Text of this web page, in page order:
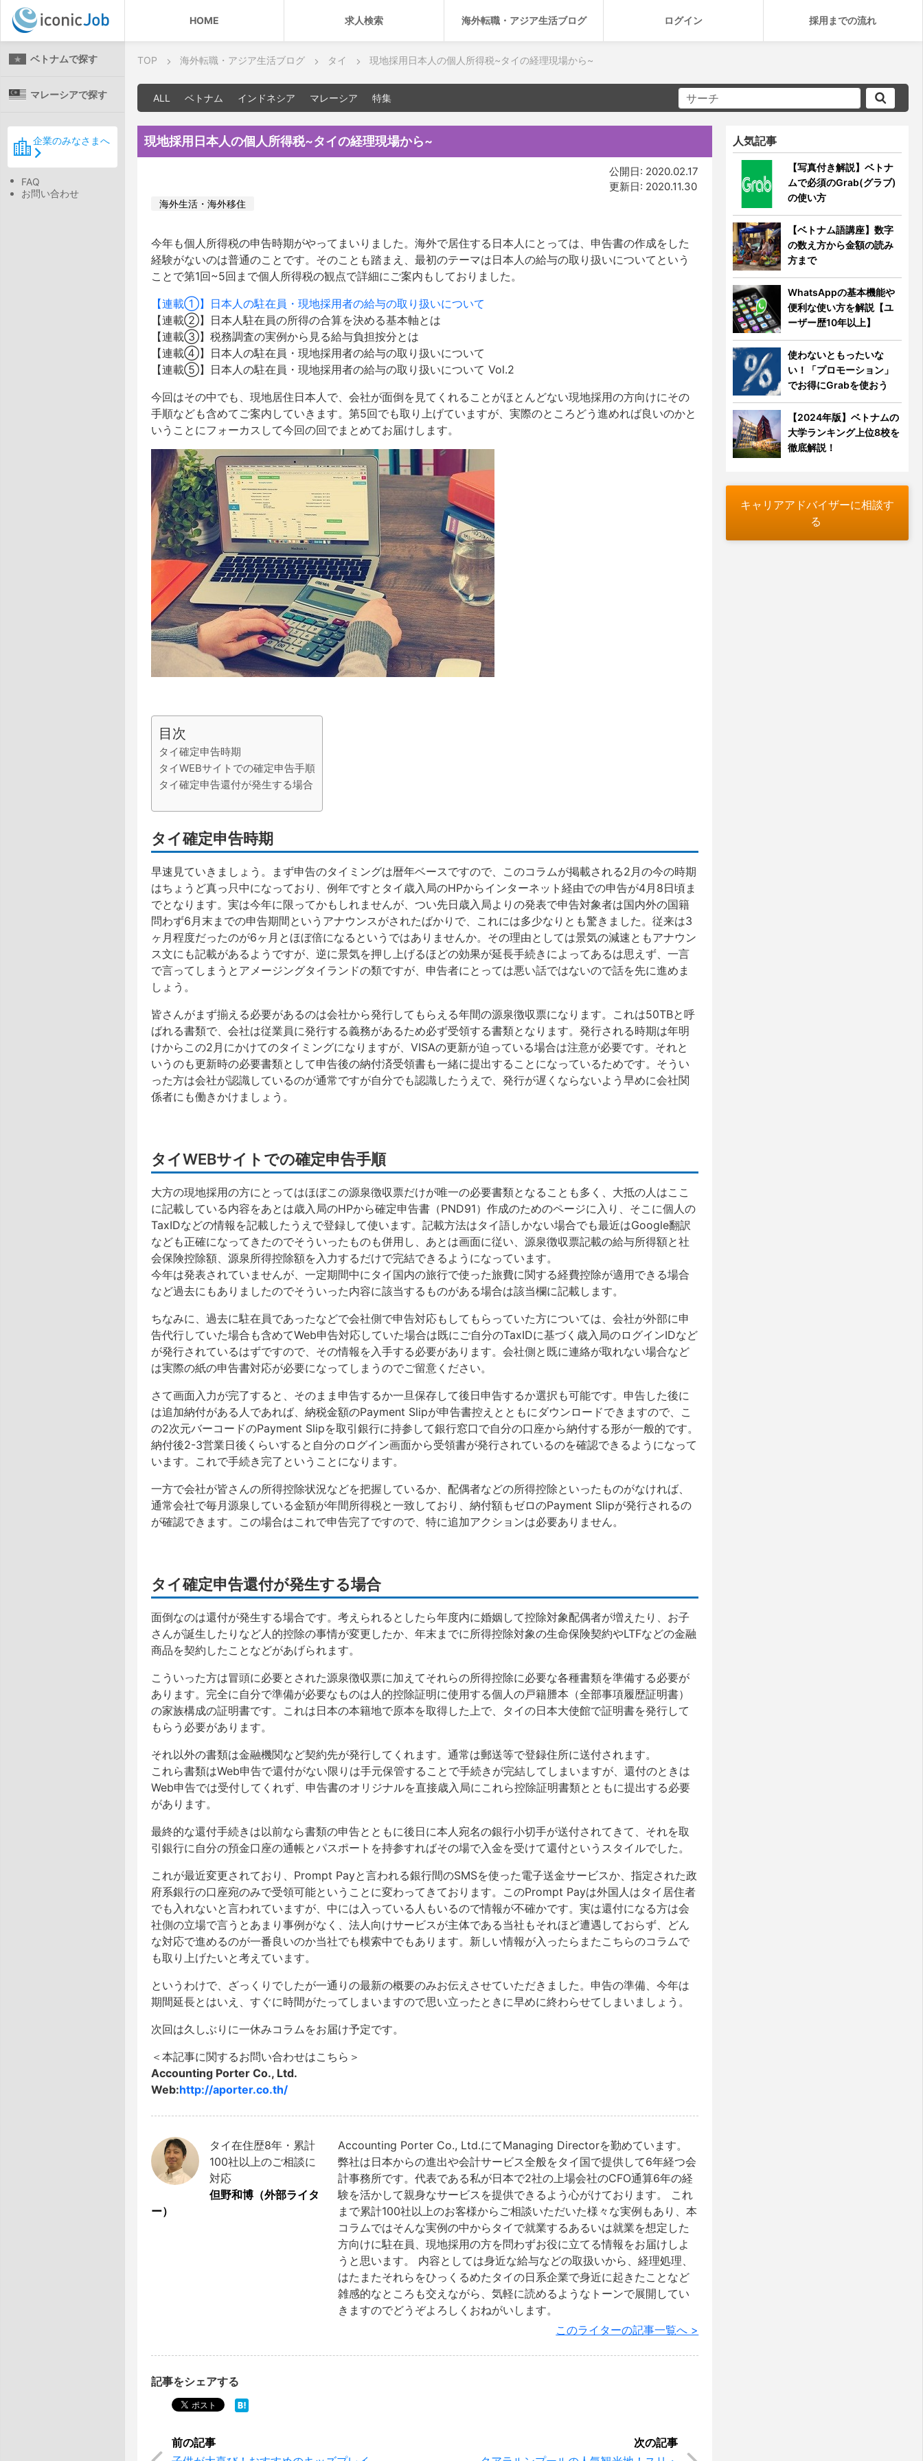
HOME 求人検索 海外転職・アジア生活ブログ ログイン 採用までの流れ
ベトナムで探す
マレーシアで探す
企業のみなさまへ
FAQ
お問い合わせ
TOP 海外転職・アジア生活ブログ タイ 現地採用日本人の個人所得税~タイの経理現場から~
ALL ベトナム インドネシア マレーシア 特集
現地採用日本人の個人所得税~タイの経理現場から~
公開日: 2020.02.17
更新日: 2020.11.30
海外生活・海外移住
今年も個人所得税の申告時期がやってまいりました。海外で居住する日本人にとっては、申告書の作成をした
経験がないのは普通のことです。そのことも踏まえ、最初のテーマは日本人の給与の取り扱いについてという
ことで第1回~5回まで個人所得税の観点で詳細にご案内もしておりました。
【連載①】日本人の駐在員・現地採用者の給与の取り扱いについて
【連載②】日本人駐在員の所得の合算を決める基本軸とは
【連載③】税務調査の実例から見る給与負担按分とは
【連載④】日本人の駐在員・現地採用者の給与の取り扱いについて
【連載⑤】日本人の駐在員・現地採用者の給与の取り扱いについて Vol.2
今回はその中でも、現地居住日本人で、会社が面倒を見てくれることがほとんどない現地採用の方向けにその
手順なども含めてご案内していきます。第5回でも取り上げていますが、実際のところどう進めれば良いのかと
いうことにフォーカスして今回の回でまとめてお届けします。
目次
タイ確定申告時期
タイWEBサイトでの確定申告手順
タイ確定申告還付が発生する場合
タイ確定申告時期
早速見ていきましょう。まず申告のタイミングは暦年ベースですので、このコラムが掲載される2月の今の時期
はちょうど真っ只中になっており、例年ですとタイ歳入局のHPからインターネット経由での申告が4月8日頃ま
でとなります。実は今年に限ってかもしれませんが、つい先日歳入局よりの発表で申告対象者は国内外の国籍
問わず6月末までの申告期間というアナウンスがされたばかりで、これには多少なりとも驚きました。従来は3
ヶ月程度だったのが6ヶ月とほぼ倍になるというではありませんか。その理由としては景気の減速ともアナウン
ス文にも記載があるようですが、逆に景気を押し上げるほどの効果が延長手続きによってあるは思えず、一言
で言ってしまうとアメージングタイランドの類ですが、申告者にとっては悪い話ではないので話を先に進めま
しょう。
皆さんがまず揃える必要があるのは会社から発行してもらえる年間の源泉徴収票になります。これは50TBと呼
ばれる書類で、会社は従業員に発行する義務があるため必ず受領する書類となります。発行される時期は年明
けからこの2月にかけてのタイミングになりますが、VISAの更新が迫っている場合は注意が必要です。それと
いうのも更新時の必要書類として申告後の納付済受領書も一緒に提出することになっているためです。そうい
った方は会社が認識しているのが通常ですが自分でも認識したうえで、発行が遅くならないよう早めに会社関
係者にも働きかけましょう。
タイWEBサイトでの確定申告手順
大方の現地採用の方にとってはほぼこの源泉徴収票だけが唯一の必要書類となることも多く、大抵の人はここ
に記載している内容をあとは歳入局のHPから確定申告書（PND91）作成のためのページに入り、そこに個人の
TaxIDなどの情報を記載したうえで登録して使います。記載方法はタイ語しかない場合でも最近はGoogle翻訳
なども正確になってきたのでそういったものも併用し、あとは画面に従い、源泉徴収票記載の給与所得額と社
会保険控除額、源泉所得控除額を入力するだけで完結できるようになっています。
今年は発表されていませんが、一定期間中にタイ国内の旅行で使った旅費に関する経費控除が適用できる場合
など過去にもありましたのでそういった内容に該当するものがある場合は該当欄に記載します。
ちなみに、過去に駐在員であったなどで会社側で申告対応もしてもらっていた方については、会社が外部に申
告代行していた場合も含めてWeb申告対応していた場合は既にご自分のTaxIDに基づく歳入局のログインIDなど
が発行されているはずですので、その情報を入手する必要があります。会社側と既に連絡が取れない場合など
は実際の紙の申告書対応が必要になってしまうのでご留意ください。
さて画面入力が完了すると、そのまま申告するか一旦保存して後日申告するか選択も可能です。申告した後に
は追加納付がある人であれば、納税金額のPayment Slipが申告書控えとともにダウンロードできますので、こ
の2次元バーコードのPayment Slipを取引銀行に持参して銀行窓口で自分の口座から納付する形が一般的です。
納付後2-3営業日後くらいすると自分のログイン画面から受領書が発行されているのを確認できるようになって
います。これで手続き完了ということになります。
一方で会社が皆さんの所得控除状況などを把握しているか、配偶者などの所得控除といったものがなければ、
通常会社で毎月源泉している金額が年間所得税と一致しており、納付額もゼロのPayment Slipが発行されるの
が確認できます。この場合はこれで申告完了ですので、特に追加アクションは必要ありません。
タイ確定申告還付が発生する場合
面倒なのは還付が発生する場合です。考えられるとしたら年度内に婚姻して控除対象配偶者が増えたり、お子
さんが誕生したりなど人的控除の事情が変更したか、年末までに所得控除対象の生命保険契約やLTFなどの金融
商品を契約したことなどがあげられます。
こういった方は冒頭に必要とされた源泉徴収票に加えてそれらの所得控除に必要な各種書類を準備する必要が
あります。完全に自分で準備が必要なものは人的控除証明に使用する個人の戸籍謄本（全部事項履歴証明書）
の家族構成の証明書です。これは日本の本籍地で原本を取得した上で、タイの日本大使館で証明書を発行して
もらう必要があります。
それ以外の書類は金融機関など契約先が発行してくれます。通常は郵送等で登録住所に送付されます。
これら書類はWeb申告で還付がない限りは手元保管することで手続きが完結してしまいますが、還付のときは
Web申告では受付してくれず、申告書のオリジナルを直接歳入局にこれら控除証明書類とともに提出する必要
があります。
最終的な還付手続きは以前なら書類の申告とともに後日に本人宛名の銀行小切手が送付されてきて、それを取
引銀行に自分の預金口座の通帳とパスポートを持参すればその場で入金を受けて還付というスタイルでした。
これが最近変更されており、Prompt Payと言われる銀行間のSMSを使った電子送金サービスか、指定された政
府系銀行の口座宛のみで受領可能ということに変わってきております。このPrompt Payは外国人はタイ居住者
でも入れないと言われていますが、中には入っている人もいるので情報が不確かです。実は還付になる方は会
社側の立場で言うとあまり事例がなく、法人向けサービスが主体である当社もそれほど遭遇しておらず、どん
な対応で進めるのが一番良いのか当社でも模索中でもあります。新しい情報が入ったらまたこちらのコラムで
も取り上げたいと考えています。
というわけで、ざっくりでしたが一通りの最新の概要のみお伝えさせていただきました。申告の準備、今年は
期間延長とはいえ、すぐに時間がたってしまいますので思い立ったときに早めに終わらせてしまいましょう。
次回は久しぶりに一休みコラムをお届け予定です。
＜本記事に関するお問い合わせはこちら＞
Accounting Porter Co., Ltd.
Web:http://aporter.co.th/
タイ在住歴8年・累計
100社以上のご相談に
対応
但野和博（外部ライタ
ー）
Accounting Porter Co., Ltd.にてManaging Directorを勤めています。
弊社は日本からの進出や会計サービス全般をタイ国で提供して6年経つ会
計事務所です。代表である私が日本で2社の上場会社のCFO通算6年の経
験を活かして親身なサービスを提供できるよう心がけております。 これ
まで累計100社以上のお客様からご相談いただいた様々な実例もあり、本
コラムではそんな実例の中からタイで就業するあるいは就業を想定した
方向けに駐在員、現地採用の方を問わずお役に立てる情報をお届けしよ
うと思います。 内容としては身近な給与などの取扱いから、経理処理、
はたまたそれらをひっくるめたタイの日系企業で身近に起きたことなど
雑感的なところも交えながら、気軽に読めるようなトーンで展開してい
きますのでどうぞよろしくおねがいします。
このライターの記事一覧へ >
記事をシェアする
人気記事
【写真付き解説】ベトナ
ムで必須のGrab(グラブ)
の使い方
【ベトナム語講座】数字
の数え方から金額の読み
方まで
WhatsAppの基本機能や
便利な使い方を解説【ユ
ーザー歴10年以上】
使わないともったいな
い！「プロモーション」
でお得にGrabを使おう
【2024年版】ベトナムの
大学ランキング上位8校を
徹底解説！
キャリアアドバイザーに相談す
る